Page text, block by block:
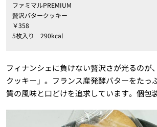
ファミマルPREMIUM
贅沢バタークッキー
￥358
5枚入り 290kcal
フィナンシェに負けない贅沢さが光るのが
クッキー」。フランス産発酵バターをたっ
質の風味と口どけを追求しています。個包